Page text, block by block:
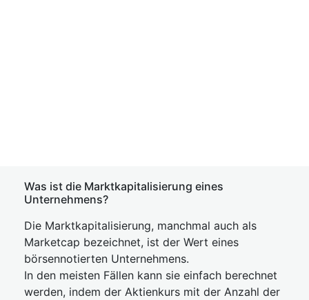
Was ist die Marktkapitalisierung eines
Unternehmens?
Die Marktkapitalisierung, manchmal auch als
Marketcap bezeichnet, ist der Wert eines
börsennotierten Unternehmens.
In den meisten Fällen kann sie einfach berechnet
werden, indem der Aktienkurs mit der Anzahl der